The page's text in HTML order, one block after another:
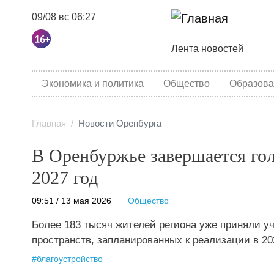
09/08 вс 06:27
Основная
Лента новостей
category menu
Экономика и политика Общество
Главная Новости Оренбурга
В Оренбуржье завершается
2027 год
09:51 / 13 мая 2026 Общество
Более 183 тысяч жителей региона уже приняли
пространств, запланированных к реализации в
#благоустройство